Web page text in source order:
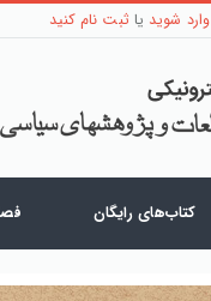
وارد شوید یا ثبت نام کنید
کتاب‌های رایگان